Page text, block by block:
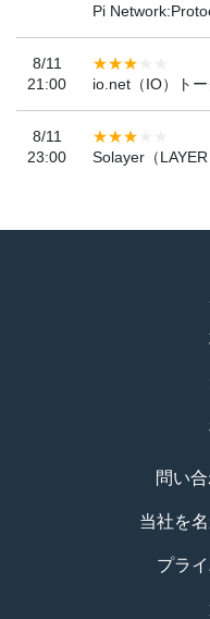
Pi
8/11
21:00
io.net（IO）ト
8/11
23:00
Solayer（
問い
当社を
プラ